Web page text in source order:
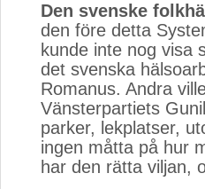
Den svenske
den före detta
kunde inte nog visa
det svenska
Romanus. Andra
Vänsterpartiets
parker, lekplatser,
ingen måtta på hur
har den rätta viljan,